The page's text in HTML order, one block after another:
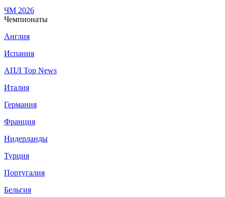
ЧМ 2026
Чемпионаты
Англия
Испания
АПЛ Top News
Италия
Германия
Франция
Нидерланды
Турция
Португалия
Бельгия